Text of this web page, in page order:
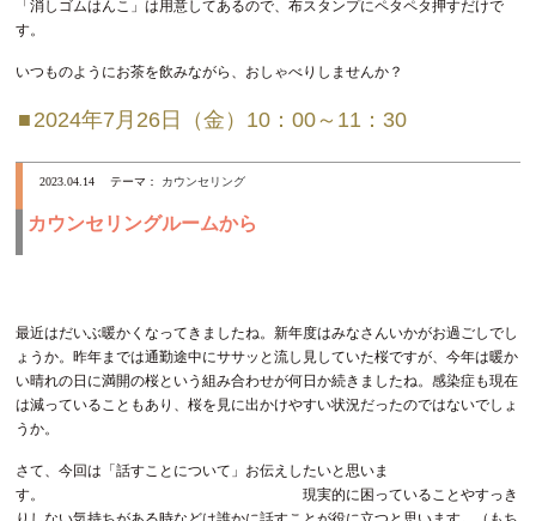
「消しゴムはんこ」は用意してあるので、布スタンプにペタペタ押すだけで
す。
いつものようにお茶を飲みながら、おしゃべりしませんか？
2024年7月26日（金）10：00～11：30
2023.04.14 テーマ： カウンセリング
カウンセリングルームから
最近はだいぶ暖かくなってきましたね。新年度はみなさんいかがお過ごしでし
ょうか。昨年までは通勤途中にササッと流し見していた桜ですが、今年は暖か
い晴れの日に満開の桜という組み合わせが何日か続きましたね。感染症も現在
は減っていることもあり、桜を見に出かけやすい状況だったのではないでしょ
うか。
さて、今回は「話すことについて」お伝えしたいと思いま
す。 現実的に困っていることやすっき